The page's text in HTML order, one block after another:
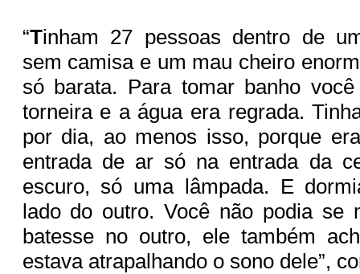
“Tinham 27 pessoas dentro de
sem camisa e um mau cheiro
só barata. Para tomar banho
torneira e a água era regrada.
por dia, ao menos isso, porque
entrada de ar só na entrada da
escuro, só uma lâmpada. E
lado do outro. Você não podia se
batesse no outro, ele também
estava atrapalhando o sono dele”,